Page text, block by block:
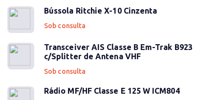
Bússola Ritchie X-10 Cinzenta
Sob consulta
Transceiver AIS Classe B Em-Trak B923
c/Splitter de Antena VHF
Sob consulta
Rádio MF/HF Classe E 125 W ICM804